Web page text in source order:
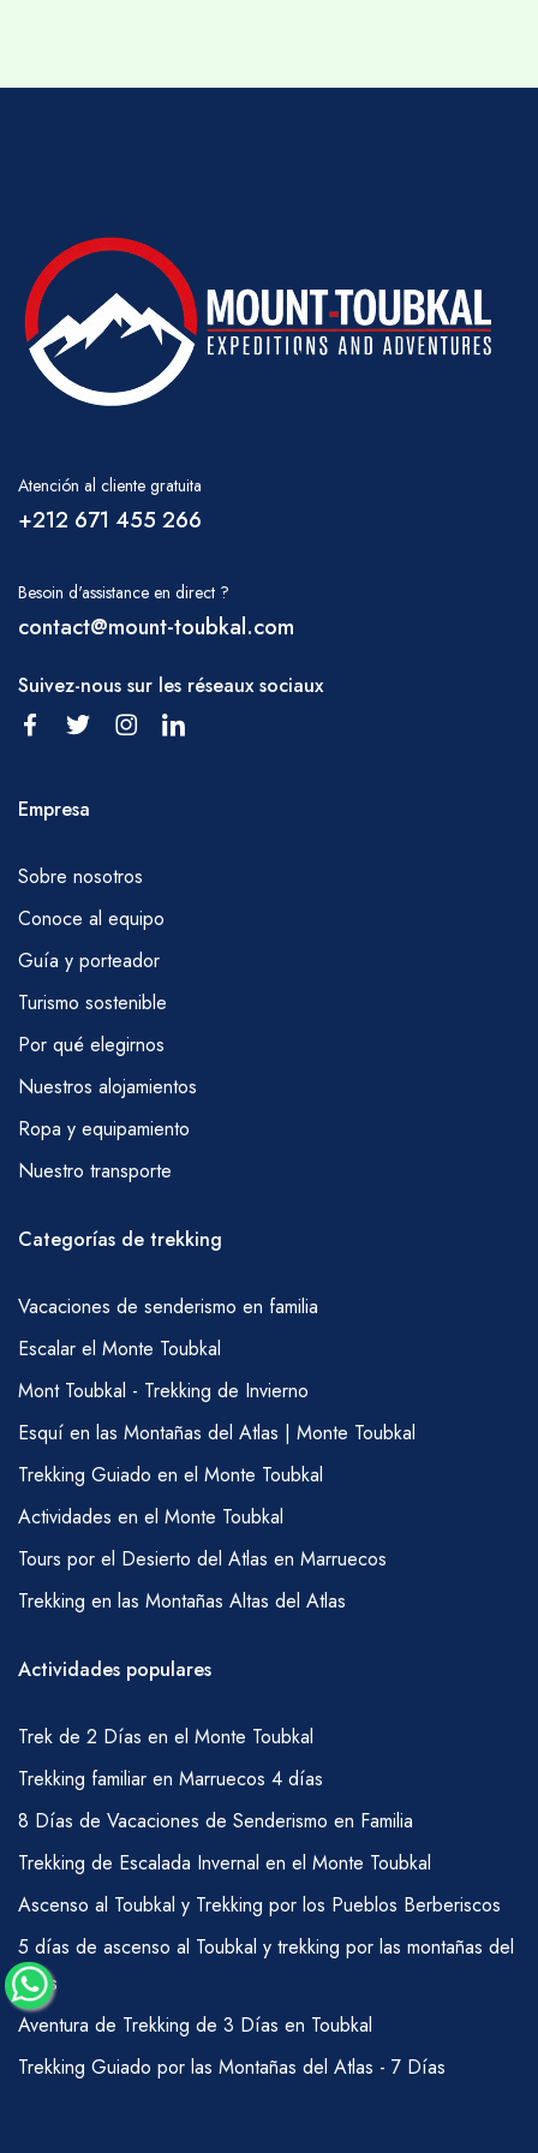
fresca, queso, salchichas en rodajas, atún y
sardinas enlatadas, pan, fruta, té de menta
(también se pueden incluir pasta, frijoles,
papas y arroz).
Cena – Sopa, Tajine (pollo o cordero con
de la caminata. También es más probable que
se sirva cuscús un viernes), pan, café, té,
Atención al cliente gratuita
+212 671 455 266
Besoin d'assistance en direct ?
contact@mount-toubkal.com
Suivez-nous sur les réseaux sociaux
Empresa
Sobre nosotros
Conoce al equipo
Guía y porteador
Turismo sostenible
Por qué elegirnos
Nuestros alojamientos
Ropa y equipamiento
Nuestro transporte
Categorías de trekking
Vacaciones de senderismo en familia
Escalar el Monte Toubkal
Mont Toubkal - Trekking de Invierno
Esquí en las Montañas del Atlas | Monte Toubkal
Trekking Guiado en el Monte Toubkal
Actividades en el Monte Toubkal
Tours por el Desierto del Atlas en Marruecos
Trekking en las Montañas Altas del Atlas
Actividades populares
Trek de 2 Días en el Monte Toubkal
Trekking familiar en Marruecos 4 días
8 Días de Vacaciones de Senderismo en Familia
Trekking de Escalada Invernal en el Monte Toubkal
Ascenso al Toubkal y Trekking por los Pueblos Berberiscos
5 días de ascenso al Toubkal y trekking por las montañas del
Atlas
Aventura de Trekking de 3 Días en Toubkal
Trekking Guiado por las Montañas del Atlas - 7 Días